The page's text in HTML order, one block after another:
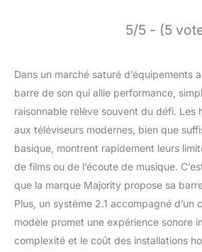
5/5 - (5
Dans un marché saturé d’équipements
barre de son qui allie performance,
raisonnable relève souvent du défi. Les
aux téléviseurs modernes, bien que
basique, montrent rapidement leurs
de films ou de l’écoute de musique.
que la marque Majority propose sa
Plus, un système 2.1 accompagné d’un
modèle promet une expérience sonore
complexité et le coût des installations